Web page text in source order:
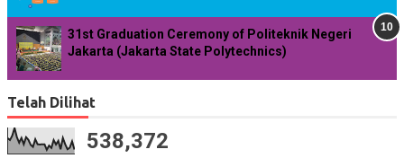
31st Graduation Ceremony of Politeknik Negeri
Jakarta (Jakarta State Polytechnics)
Telah Dilihat
538,372